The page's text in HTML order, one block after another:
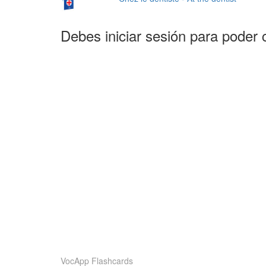
Debes iniciar sesión para poder
VocApp Flashcards